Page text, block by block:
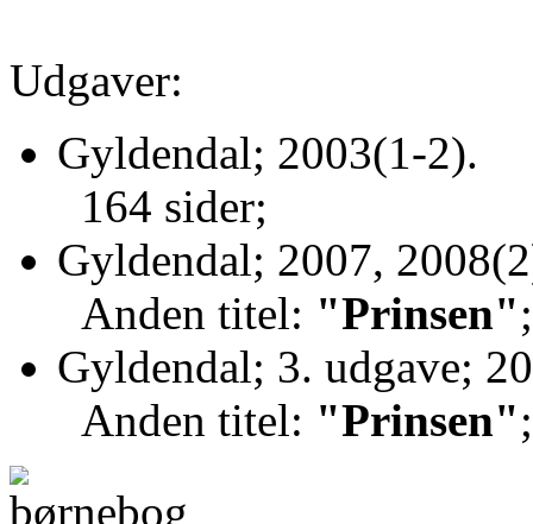
Udgaver:
Gyldendal; 2003(1-2).
164 sider;
Gyldendal; 2007,
Anden titel: "Prinsen"
Gyldendal; 3. udgave;
Anden titel: "Prinsen"